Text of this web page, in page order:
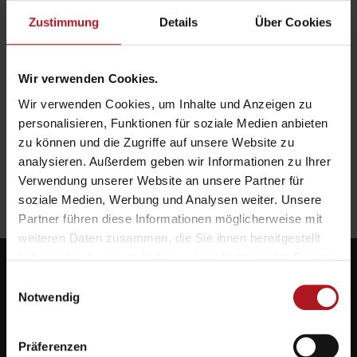
Zustimmung Details Über Cookies
Wir verwenden Cookies.
Wir verwenden Cookies, um Inhalte und Anzeigen zu
personalisieren, Funktionen für soziale Medien anbieten
zu können und die Zugriffe auf unsere Website zu
analysieren. Außerdem geben wir Informationen zu Ihrer
Verwendung unserer Website an unsere Partner für
soziale Medien, Werbung und Analysen weiter. Unsere
Partner führen diese Informationen möglicherweise mit
weiteren Daten zusammen, die Sie ihnen bereitgestellt
Notwendig
Präferenzen